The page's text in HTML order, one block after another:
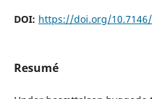
DOI: https://doi.org/
Resumé